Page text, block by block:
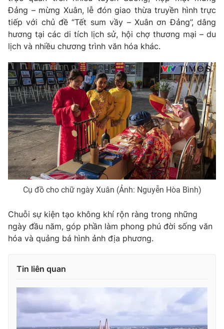
Đảng – mừng Xuân, lễ đón giao thừa truyền hình trực
tiếp với chủ đề “Tết sum vầy – Xuân ơn Đảng”, dâng
hương tại các di tích lịch sử, hội chợ thương mại – du
lịch và nhiều chương trình văn hóa khác.
Cụ đồ cho chữ ngày Xuân (Ảnh: Nguyễn Hòa Bình)
Chuỗi sự kiện tạo không khí rộn ràng trong những
ngày đầu năm, góp phần làm phong phú đời sống văn
hóa và quảng bá hình ảnh địa phương.
Tin liên quan